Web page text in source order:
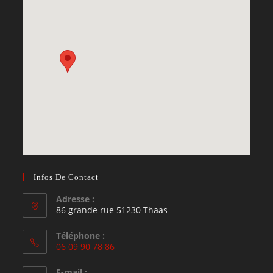
Infos De Contact
Adresse :
86 grande rue 51230 Thaas
Téléphone :
06 09 90 78 86